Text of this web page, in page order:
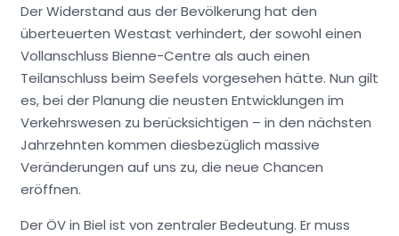
Der Widerstand aus der Bevölkerung hat den
überteuerten Westast verhindert, der sowohl einen
Vollanschluss Bienne-Centre als auch einen
Teilanschluss beim Seefels vorgesehen hätte. Nun gilt
es, bei der Planung die neusten Entwicklungen im
Verkehrswesen zu berücksichtigen – in den nächsten
Jahrzehnten kommen diesbezüglich massive
Veränderungen auf uns zu, die neue Chancen
eröffnen.
Der ÖV in Biel ist von zentraler Bedeutung. Er muss